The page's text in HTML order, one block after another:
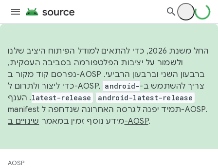
החל משנת 2026, כדי להתאים למודל הפיתוח היציב שלנו
ולשמור על יציבות הפלטפורמה בסביבה העסקית,
נפרסם קוד מקור ב-AOSP ברבעון השני וברבעון הרביעי.
כדי ליצור ולתרום ל-AOSP, צריך להשתמש ב-android-
latest-release
android-latest-release
manifest תמיד יפנה לגרסה האחרונה שנדחפה ל-AOSP.
מידע נוסף זמין במאמרשינויים ב-AOSP.
AOSP